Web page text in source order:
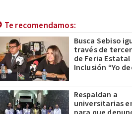
Te recomendamos:
Busca Sebiso
través de
de Feria Estatal
Inclusión “Yo
Respaldan a
universitarias